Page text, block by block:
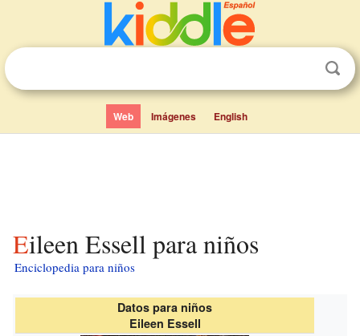
Web Imágenes English
Eileen Essell para niños
Enciclopedia para niños
Datos para niños
Eileen Essell